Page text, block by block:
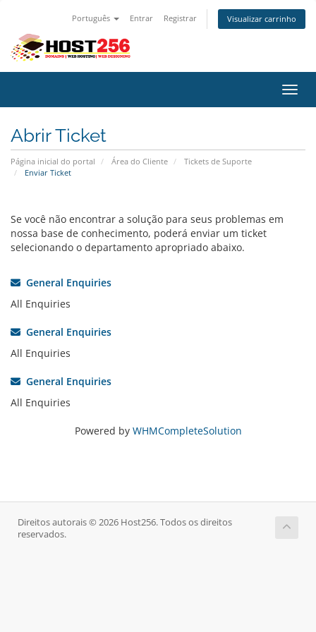
Português Entrar Registrar Visualizar carrinho
Abrir Ticket
Página inicial do portal Área do Cliente
Tickets de Suporte
Enviar Ticket
Se você não encontrar a solução para seus problemas em
nossa base de conhecimento, poderá enviar um ticket
selecionando o departamento apropriado abaixo.
General Enquiries
All Enquiries
General Enquiries
All Enquiries
General Enquiries
All Enquiries
Powered by WHMCompleteSolution
Direitos autorais © 2026 Host256. Todos os direitos
reservados.